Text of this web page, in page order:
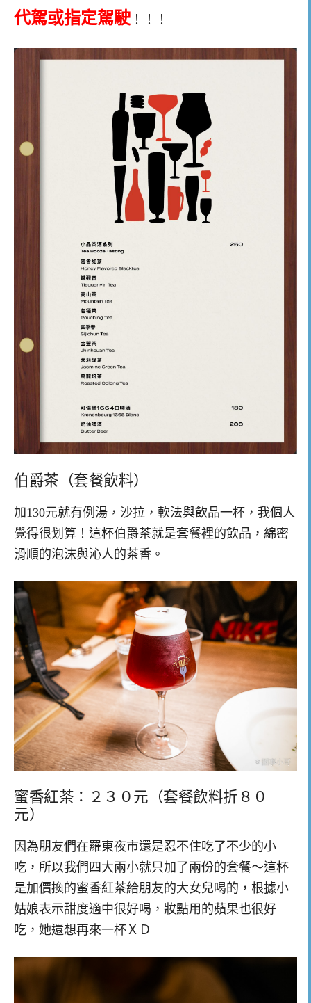
代駕或指定駕駛 ！！！
伯爵茶（套餐飲料）
加130元就有例湯，沙拉，軟法與飲品一杯，我個人
覺得很划算！這杯伯爵茶就是套餐裡的飲品，綿密
滑順的泡沫與沁人的茶香。
蜜香紅茶：２３０元（套餐飲料折８０
元）
因為朋友們在羅東夜市還是忍不住吃了不少的小
吃，所以我們四大兩小就只加了兩份的套餐～這杯
是加價換的蜜香紅茶給朋友的大女兒喝的，根據小
姑娘表示甜度適中很好喝，妝點用的蘋果也很好
吃，她還想再來一杯ＸＤ